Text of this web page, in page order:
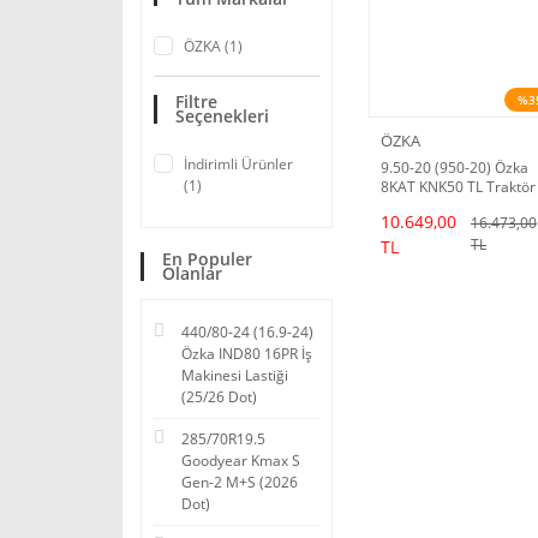
ÖZKA (1)
Filtre
Seçenekleri
İndirimli Ürünler
(1)
En Populer
Olanlar
440/80-24 (16.9-24)
Özka IND80 16PR İş
Makinesi Lastiği
(25/26 Dot)
285/70R19.5
Goodyear Kmax S
Gen-2 M+S (2026
Dot)
ÖZKA
9.50-20 (950-20) Özka
8KAT KNK50 TL Traktör
10.649,00
TL
16.473,00
TL